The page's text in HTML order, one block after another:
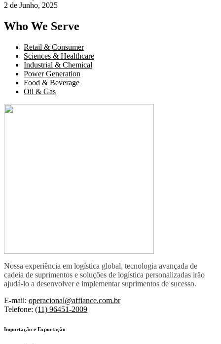
2 de Junho, 2025
Who We Serve
Retail & Consumer
Sciences & Healthcare
Industrial & Chemical
Power Generation
Food & Beverage
Oil & Gas
Nossa experiência em logística global, tecnologia avançada de
cadeia de suprimentos e soluções de logística personalizadas irão
ajudá-lo a desenvolver e implementar suprimentos de sucesso.
E-mail: operacional@affiance.com.br
Telefone: (11) 96451-2009
Importação e Exportação